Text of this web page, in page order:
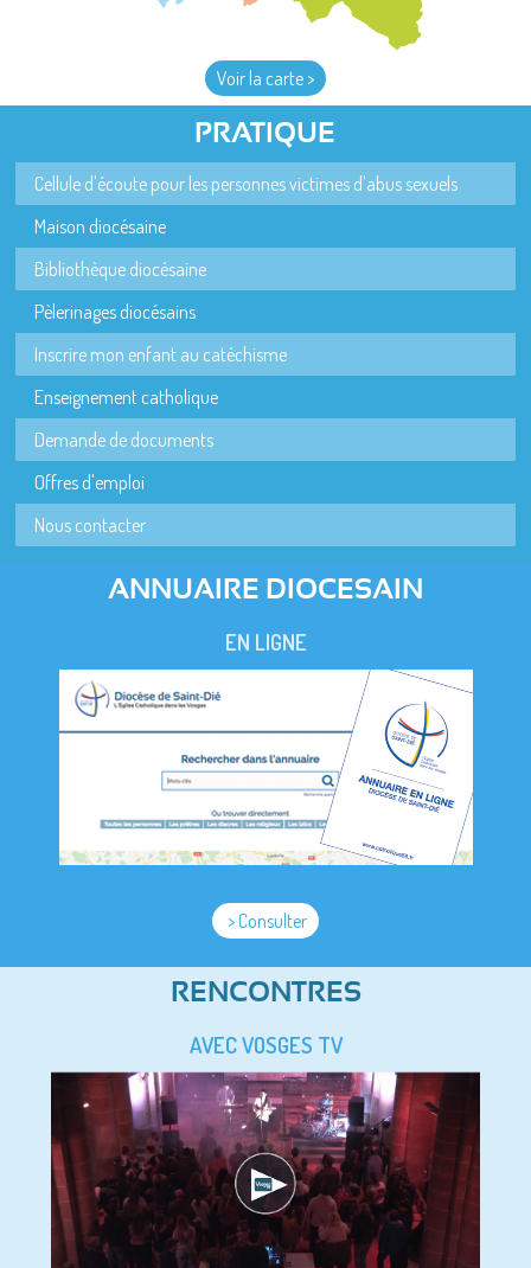
Voir la carte >
PRATIQUE
Cellule d'écoute pour les personnes victimes d'abus sexuels
Maison diocésaine
Bibliothèque diocésaine
Pèlerinages diocésains
Inscrire mon enfant au catéchisme
Enseignement catholique
Demande de documents
Offres d'emploi
Nous contacter
ANNUAIRE DIOCESAIN
EN LIGNE
> Consulter
RENCONTRES
AVEC VOSGES TV